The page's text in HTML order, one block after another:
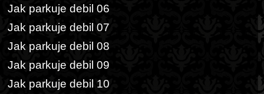
Jak parkuje debil 06
Jak parkuje debil 07
Jak parkuje debil 08
Jak parkuje debil 09
Jak parkuje debil 10